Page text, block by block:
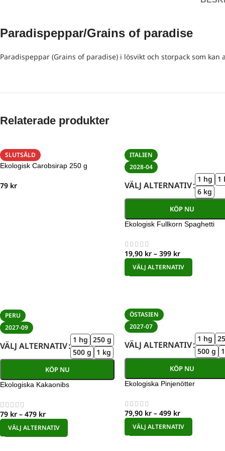
Paradispeppar/Grains of paradise
Paradispeppar (Grains of paradise) i lösvikt och storpack som
Relaterade produkter
SLUTSÅLD
Ekologisk Carobsirap 250 g
79 kr
ITALIEN
2028-04
VÄLJ ALTERNATIV
1 hg
1
6 kg
KÖP NU
Ekologisk Fullkorn Spaghetti
19,90 kr – 399 kr
VÄLJ ALTERNATIV
PERU
2027-09
VÄLJ ALTERNATIV
1 hg 250 g
500 g
1 kg
KÖP NU
Ekologiska Kakaonibs
79 kr – 479 kr
VÄLJ ALTERNATIV
ÖSTASIEN
2027-07
VÄLJ ALTERNATIV
1 hg
500 g
KÖP NU
Ekologiska Pinjenötter
79,90 kr – 499 kr
VÄLJ ALTERNATIV